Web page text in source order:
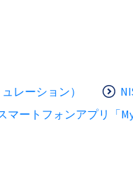
レーション）
マートフォンアプリ「